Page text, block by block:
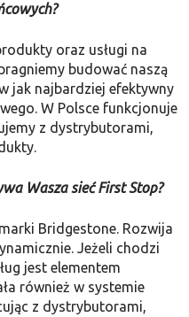
oraz usługi na
budować naszą
jak najbardziej efektywny
W Polsce funkcjonuje
z dystrybutorami,
Wasza sieć First Stop?
Bridgestone. Rozwija
Jeżeli chodzi
jest elementem
również w systemie
z dystrybutorami,